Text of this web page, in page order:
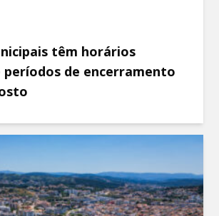
têm horários
períodos de encerramento